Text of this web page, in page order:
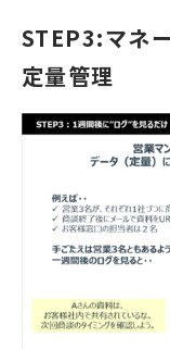
STEP3:マネ
定量管理